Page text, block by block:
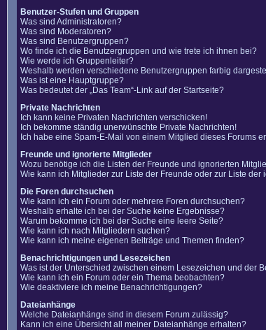
Benutzer-Stufen und Gruppen
Was sind Administratoren?
Was sind Moderatoren?
Was sind Benutzergruppen?
Wo finde ich die Benutzergruppen und wie trete ich ihnen bei?
Wie werde ich Gruppenleiter?
Weshalb werden verschiedene Benutzergruppen farbig
Was ist eine Hauptgruppe?
Was bedeutet der „Das Team“-Link auf der Startseite?
Private Nachrichten
Ich kann keine Privaten Nachrichten verschicken!
Ich bekomme ständig unerwünschte Private Nachrichten!
Ich habe eine Spam-E-Mail von einem Mitglied dieses Forums
Freunde und ignorierte Mitglieder
Wozu benötige ich die Listen der Freunde und ignorierten
Wie kann ich Mitglieder zur Liste der Freunde oder zur Liste
Die Foren durchsuchen
Wie kann ich ein Forum oder mehrere Foren durchsuchen?
Weshalb erhalte ich bei der Suche keine Ergebnisse?
Warum bekomme ich bei der Suche eine leere Seite?
Wie kann ich nach Mitgliedern suchen?
Wie kann ich meine eigenen Beiträge und Themen finden?
Benachrichtigungen und Lesezeichen
Was ist der Unterschied zwischen einem Lesezeichen und der
Wie kann ich ein Forum oder ein Thema beobachten?
Wie deaktiviere ich meine Benachrichtigungen?
Dateianhänge
Welche Dateianhänge sind in diesem Forum zulässig?
Kann ich eine Übersicht all meiner Dateianhänge erhalten?